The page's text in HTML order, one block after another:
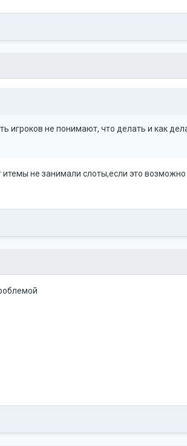
игроков не понимают, что делать и как
не занимали слоты,если это возможно